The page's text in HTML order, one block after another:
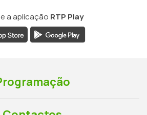
a aplicação RTP Play